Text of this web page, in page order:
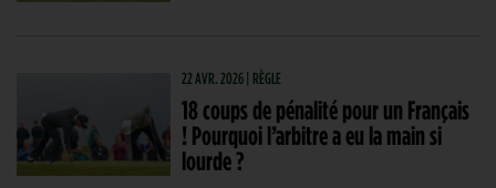
22 AVR. 2026 | RÈGLE
18 coups de pénalité pour un Français
! Pourquoi l’arbitre a eu la main si
lourde ?